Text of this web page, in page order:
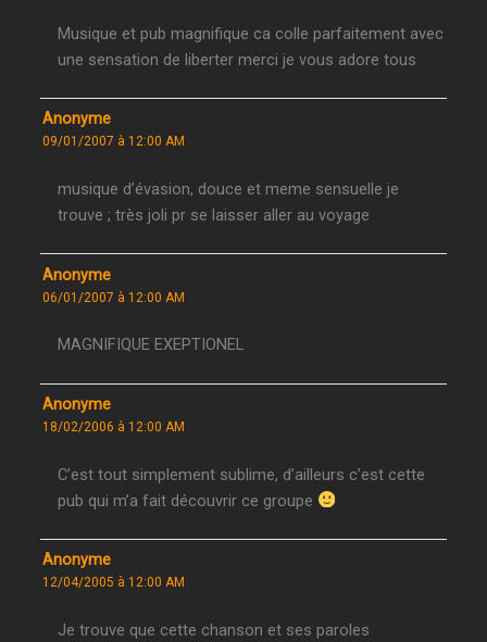
Musique et pub magnifique ca colle parfaitement avec
une sensation de liberter merci je vous adore tous
Anonyme
09/01/2007 à 12:00 AM
musique d’évasion, douce et meme sensuelle je
trouve ; très joli pr se laisser aller au voyage
Anonyme
06/01/2007 à 12:00 AM
MAGNIFIQUE EXEPTIONEL
Anonyme
18/02/2006 à 12:00 AM
C’est tout simplement sublime, d’ailleurs c’est cette
pub qui m’a fait découvrir ce groupe
Anonyme
12/04/2005 à 12:00 AM
Je trouve que cette chanson et ses paroles